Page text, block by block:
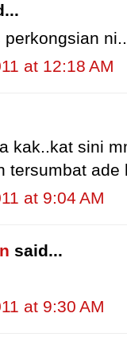
at 12:18 AM
kak..kat sini
tersumbat ade
at 9:04 AM
said...
at 9:30 AM